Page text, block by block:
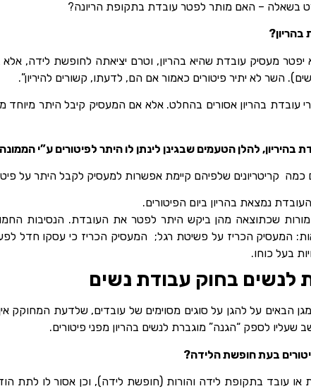
בשאלה – האם מותר לפטר עובדת בתקופת הריונה?
“לא יפטר מעסיק עובדת שהיא בהריון, וטרם יציאתה לחופשת לידה,
השר לא יתיר פיטורים כאמור אם הם, לדעתו, קשורים להיריון”.
עובדת בהריון אסורים בהחלט. אלא אם המעסיק קיבל היתר מיוחד
להלן הטעמים שבגינן לינתן לו היתר לפיטורים ע”י הממונה
נמצאת בהריון ביום הפיטורים.
שכתוצאה מהן ביקש היתר לפטר את העובדת. הנסיבות
המעסיק הכריז על פשיטת רגל; המעסיק הכריז כי עסקו חדל
בעל כוחו.
לנשים בחוק עבודת נשים
הבאים על להגן על סוגים מסוימים של עובדים, שלדעת המחוקק
לספק “הגנה” מוגברת לנשים בהריון מפני פיטורים.
בעת חופשת הלידה?
עובד בתקופת לידה והורות (חופשת לידה), וכן אסור לו לתת